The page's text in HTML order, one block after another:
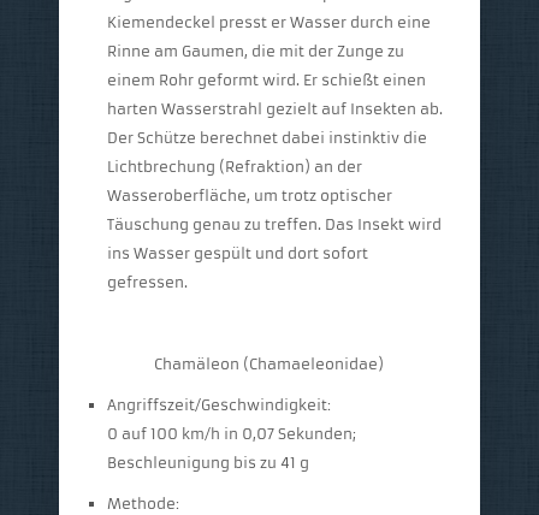
Kiemendeckel presst er Wasser durch eine
Rinne am Gaumen, die mit der Zunge zu
einem Rohr geformt wird. Er schießt einen
harten Wasserstrahl gezielt auf Insekten ab.
Der Schütze berechnet dabei instinktiv die
Lichtbrechung (Refraktion) an der
Wasseroberfläche, um trotz optischer
Täuschung genau zu treffen. Das Insekt wird
ins Wasser gespült und dort sofort
gefressen.
Chamäleon (Chamaeleonidae)
Angriffszeit/Geschwindigkeit:
0 auf 100 km/h in 0,07 Sekunden;
Beschleunigung bis zu 41 g
Methode: